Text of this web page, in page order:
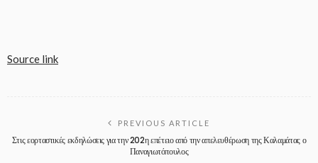
Source link
PREVIOUS ARTICLE
Στις εορταστικές εκδηλώσεις για την 202η επέτειο από την απελευθέρωση της Καλαμάτας ο
Παναγιωτόπουλος